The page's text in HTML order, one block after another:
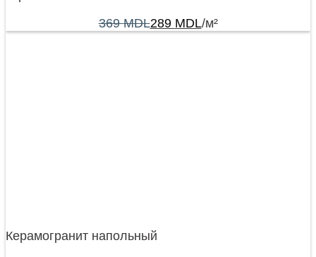
369MDL289 MDL/м²
Керамогранит напольный